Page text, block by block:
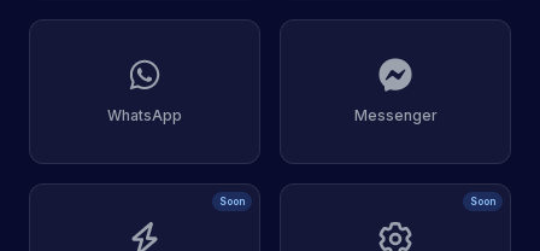
WhatsApp Messenger
Soon Soon